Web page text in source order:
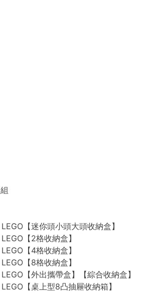
【迷你頭小頭大頭收納盒】
【2格收納盒】
【4格收納盒】
【8格收納盒】
【外出攜帶盒】【綜合收納盒】
【桌上型8凸抽屜收納箱】